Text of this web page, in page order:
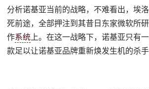
分析诺基亚当前的战略，不难看出，埃
死前途，全部押注到其昔日东家微软所
作系统 上。在这一战略下，诺基亚只有
款足以让诺基亚品牌重新焕发生机的杀手